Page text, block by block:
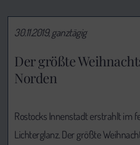
Der größte
Norden
30.11.2019, ganztägig
Rostocks Innenstadt erstrahlt im
Lichterglanz. Der größte